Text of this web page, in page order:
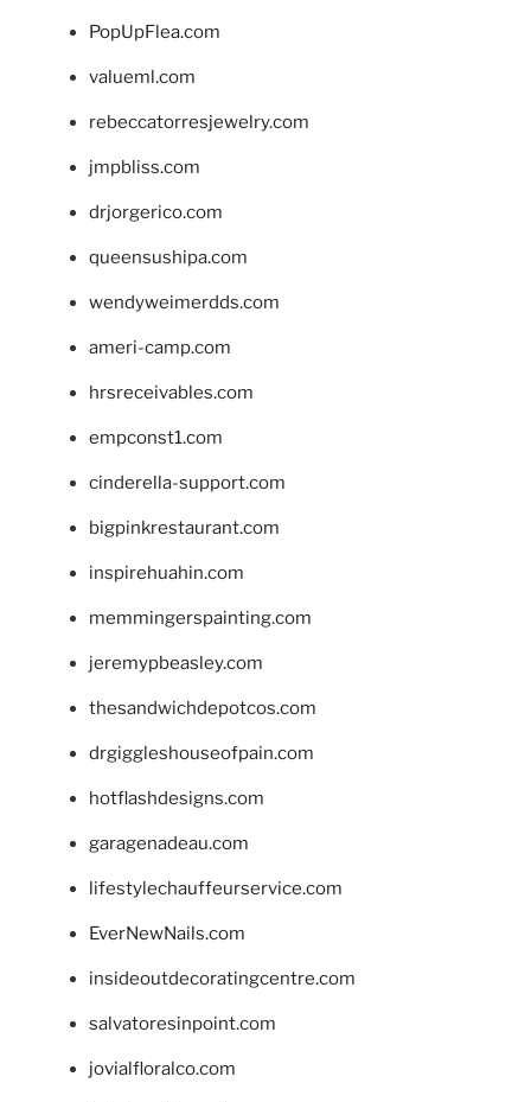
PopUpFlea.com
valueml.com
rebeccatorresjewelry.com
jmpbliss.com
drjorgerico.com
queensushipa.com
wendyweimerdds.com
ameri-camp.com
hrsreceivables.com
empconst1.com
cinderella-support.com
bigpinkrestaurant.com
inspirehuahin.com
memmingerspainting.com
jeremypbeasley.com
thesandwichdepotcos.com
drgiggleshouseofpain.com
hotflashdesigns.com
garagenadeau.com
lifestylechauffeurservice.com
EverNewNails.com
insideoutdecoratingcentre.com
salvatoresinpoint.com
jovialfloralco.com